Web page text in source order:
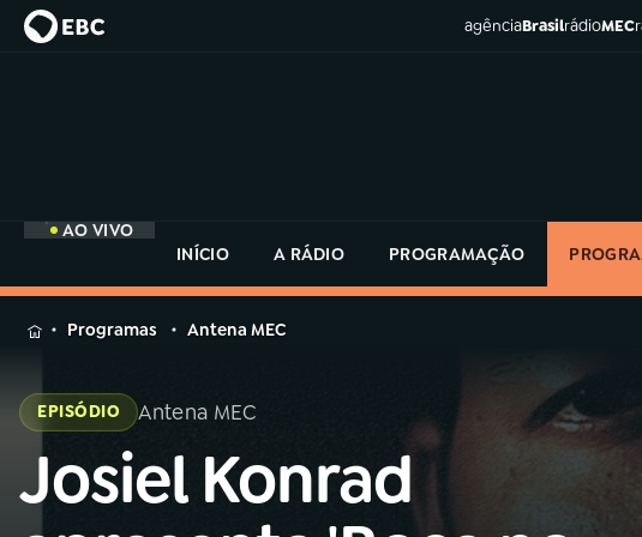
agênciaBrasilrádioMEC
AO VIVO
INÍCIO
A RÁDIO PROGRAMAÇÃO
MENU
Buscar
na
Rádio
AO VIVO
na
Rádio
Programas Antena MEC
EPISÓDIO Antena MEC
Josiel Konrad